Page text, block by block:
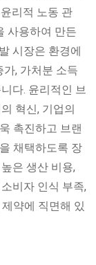
리적 노동 관
사용하여 만든
시장은 환경에
, 가처분 소득
다. 윤리적인 브
혁신, 기업의
촉진하고 브랜
채택하도록 장
은 생산 비용,
비자 인식 부족,
약에 직면해 있